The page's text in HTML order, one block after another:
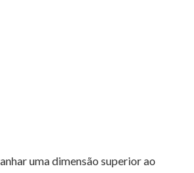
uma dimensão superior ao